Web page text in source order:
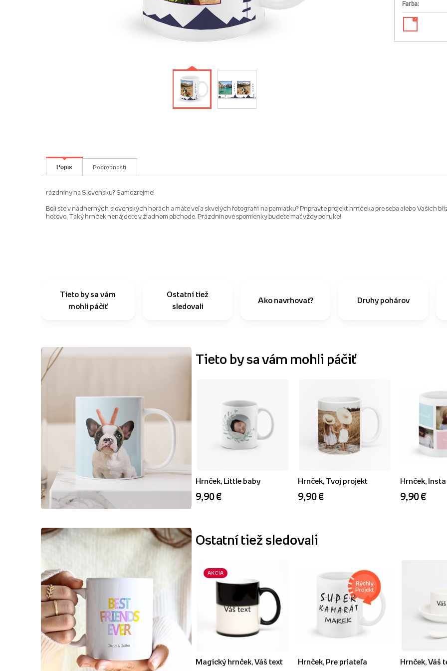
Farba:
✓
Popis Podrobnosti
rázdniny na Slovensku? Samozrejme!
Boli ste v nádherných slovenských horách a máte veľa skvelých fotografií na pamiatku? Pripravte projekt hrnčeka pre seba alebo Vašich
hotovo. Taký hrnček nenájdete v žiadnom obchode. Prázdninové spomienky budete mať vždy po ruke!
Tieto by sa vám
mohli páčiť
Ostatní tiež
sledovali
Ako navrhovať? Druhy pohárov
Tieto by sa vám mohli páčiť
Hrnček, Little baby
9,90 €
Hrnček, Tvoj projekt
9,90 €
Hrnček,
9,90 €
Ostatní tiež sledovali
AKCIA
Magický hrnček, Váš text Hrnček, Pre priateľa Hrnček, Váš